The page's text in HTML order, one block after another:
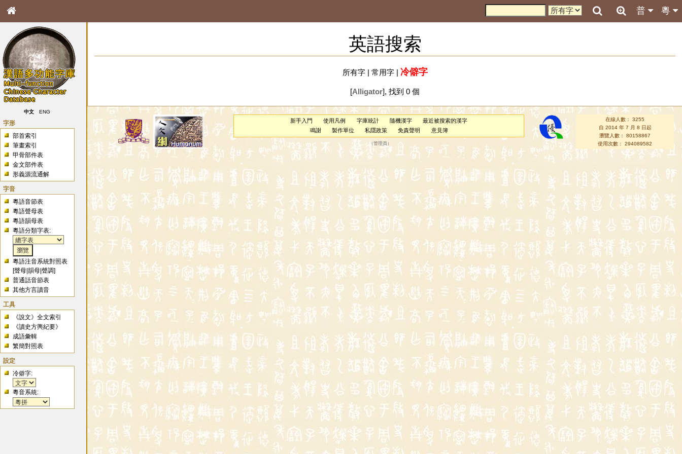
粵
普
中文 ENG
字形
部首索引
筆畫索引
甲骨部件表
金文部件表
形義源流通解
字音
粵語音節表
粵語聲母表
粵語韻母表
粵語分類字表:
粵語注音系統對照表
[聲母 |韻母 |聲調]
普通話音節表
其他方言讀音
工具
《說文》全文索引
《讀史方輿紀要》
成語彙輯
繁簡對照表
設定
冷僻字:
粵音系統:
英語搜索
所有字| 常用字| 冷僻字
[Alligator], 找到 0 個
新手入門 使用凡例 字庫統計 隨機漢字
最近被搜索的漢字
鳴謝
製作單位 私隱政策 免責聲明 意見簿
（管理員 ）
在線人數： 3255
自 2014 年 7 月 8 日起
瀏覽人數： 80158867
使用次數： 294089582